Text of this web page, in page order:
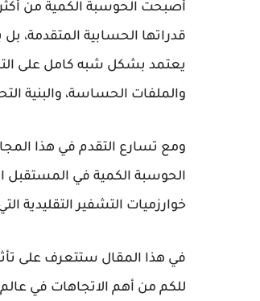
أصبحت الحوسبة الكمية من
قدراتها الحسابية المتقدمة،
يعتمد بشكل شبه كامل على
والملفات الحساسة، والبنية
ومع تسارع التقدم في هذا
الحوسبة الكمية في المستقبل
خوارزميات التشفير التقليدية
في هذا المقال ستتعرف على
للكم من أهم الاتجاهات في عالم